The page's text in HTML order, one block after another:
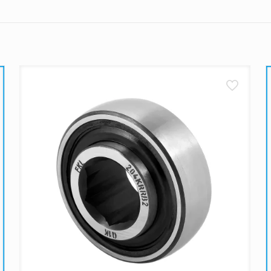
radnog dana. Ne zaboravite, dostave se ne obavljaju
kurirske službe vrše dostavu na navedenu
da su artikli pažljivo zapakovani i zaštićeni od
bilo kakva oštećenja na kutiji, savetujemo da odbijete
ne uspe, kurir će Vas pokušati kontaktirati radi
naš zadatak da Vas kontaktiramo i dogovorimo dalje